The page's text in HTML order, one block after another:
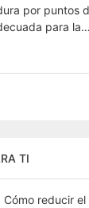
por puntos
para la
TI
Cómo reducir